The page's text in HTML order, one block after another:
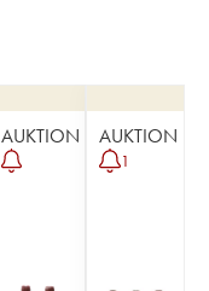
AUKTION AUKTION
1